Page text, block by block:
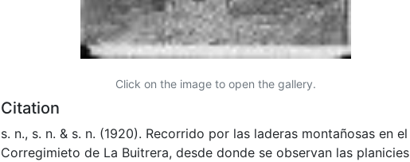
Click on the image to open the gallery.
Citation
s. n., s. n. & s. n. (1920). Recorrido por las laderas montañosas en el
Corregimieto de La Buitrera, desde donde se observan las planicies